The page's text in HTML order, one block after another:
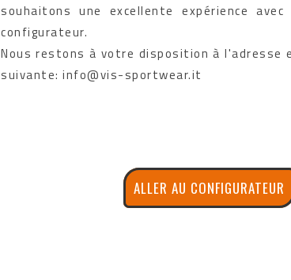
souhaitons une excellente expérience avec
configurateur.
Nous restons à votre disposition à l'adresse
suivante: info@vis-sportwear.it
ALLER AU CONFIGURATEUR